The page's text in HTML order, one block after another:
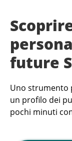
future
Uno strumento
un profilo dei
pochi minuti